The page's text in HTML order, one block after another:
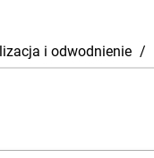
i odwodnienie /